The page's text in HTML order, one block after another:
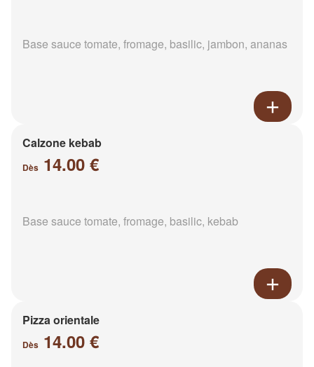
Base sauce tomate, fromage, basilic, jambon, ananas
Calzone kebab
Dès 14.00 €
Base sauce tomate, fromage, basilic, kebab
Pizza orientale
Dès 14.00 €